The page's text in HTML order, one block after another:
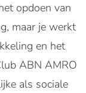
opdoen van
maar je werkt
en het
ABN AMRO
als sociale